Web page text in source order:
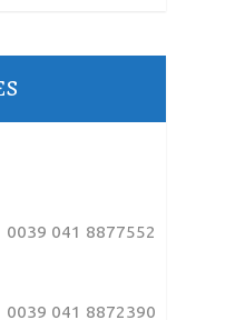
0039 041 8877552
0039 041 8872390